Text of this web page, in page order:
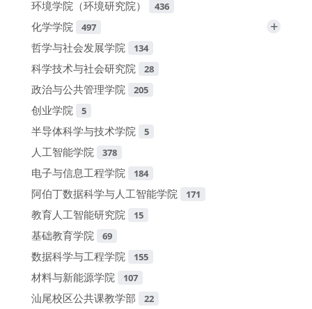
环境学院（环境研究院） 436
化学学院 497 +
哲学与社会发展学院 134
科学技术与社会研究院 28
政治与公共管理学院 205
创业学院 5
半导体科学与技术学院 5
人工智能学院 378
电子与信息工程学院 184
阿伯丁数据科学与人工智能学院 171
教育人工智能研究院 15
基础教育学院 69
数据科学与工程学院 155
材料与新能源学院 107
汕尾校区公共课教学部 22